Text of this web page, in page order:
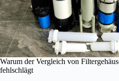
Warum der Vergleich von
fehlschlägt